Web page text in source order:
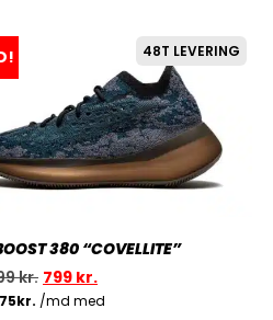
48T LEVERING
380 “COVELLITE”
kr. 799 kr.